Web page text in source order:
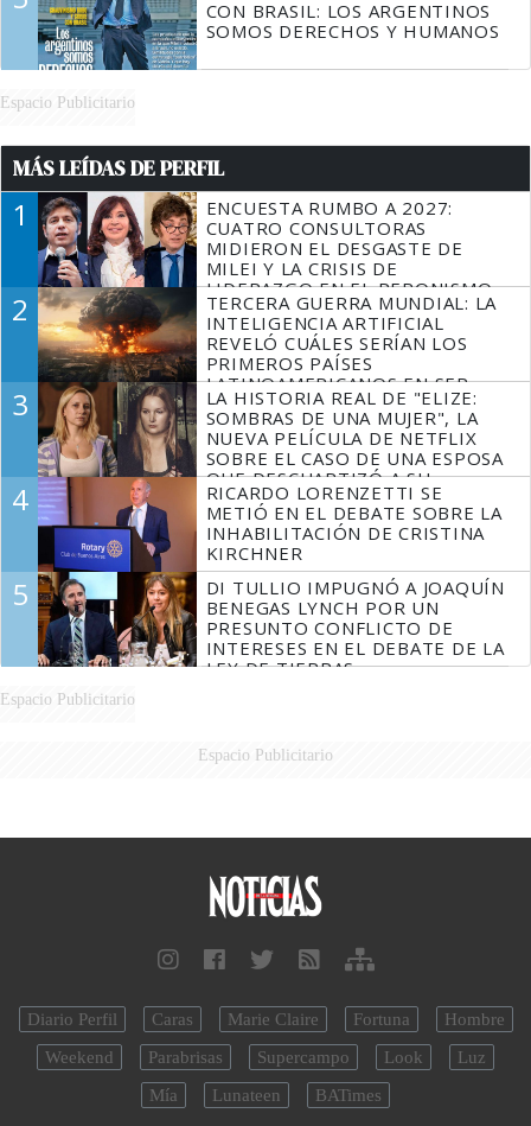
CON BRASIL: LOS ARGENTINOS
SOMOS DERECHOS Y HUMANOS
Espacio Publicitario
MÁS LEÍDAS DE PERFIL
1
ENCUESTA RUMBO A 2027:
CUATRO CONSULTORAS
MIDIERON EL DESGASTE DE
MILEI Y LA CRISIS DE
LIDERAZGO EN EL PERONISMO
2
TERCERA GUERRA MUNDIAL: LA
INTELIGENCIA ARTIFICIAL
REVELÓ CUÁLES SERÍAN LOS
PRIMEROS PAÍSES
LATINOAMERICANOS EN SER
DERROTADOS
3
LA HISTORIA REAL DE "ELIZE:
SOMBRAS DE UNA MUJER", LA
NUEVA PELÍCULA DE NETFLIX
SOBRE EL CASO DE UNA ESPOSA
QUE DESCUARTIZÓ A SU
MARIDO
4
RICARDO LORENZETTI SE
METIÓ EN EL DEBATE SOBRE LA
INHABILITACIÓN DE CRISTINA
KIRCHNER
5
DI TULLIO IMPUGNÓ A JOAQUÍN
BENEGAS LYNCH POR UN
PRESUNTO CONFLICTO DE
INTERESES EN EL DEBATE DE LA
LEY DE TIERRAS
Espacio Publicitario
Espacio Publicitario
Diario Perfil Caras Marie Claire Fortuna
Hombre
Weekend
Parabrisas Supercampo Look
Luz
Mía
Lunateen BATimes